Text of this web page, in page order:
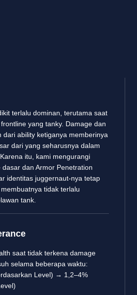
terlalu dominan, terutama saat
yang tanky. Damage dan
dari ability ketiganya memberinya
dari yang seharusnya dalam
itu, kami mengurangi
dan Armor Penetration
identitas juggernaut-nya tetap
tidak terlalu
tank.
saat tidak terkena damage
selama beberapa waktu:
Level) → 1,2–4%